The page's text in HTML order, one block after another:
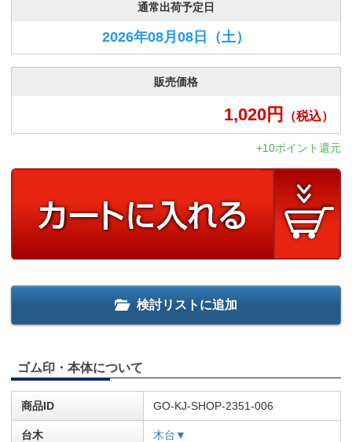
通常出荷予定日
2026年08月08日 （土）
販売価格
1,020円 （税込）
+10ポイント還元
検討リストに追加
ゴム印・本体について
商品ID GO-KJ-SHOP-2351-006
台木 木台▼